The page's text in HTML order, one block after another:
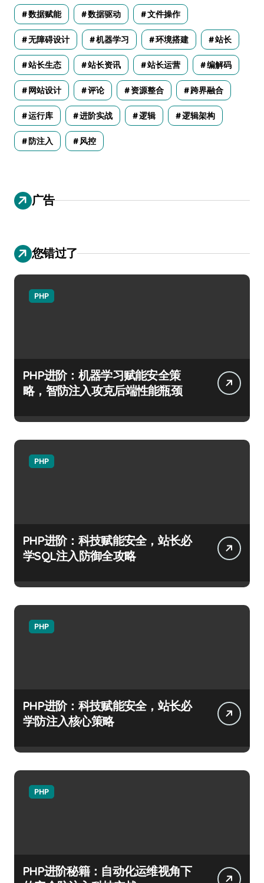
数据赋能 数据驱动 文件操作
无障碍设计 机器学习 环境搭建 站长
站长生态 站长资讯 站长运营 编解码
网站设计 评论 资源整合 跨界融合
运行库 进阶实战 逻辑 逻辑架构
防注入 风控
广告
您错过了
PHP
PHP进阶：机器学习赋能安全策
略，智防注入攻克后端性能瓶颈
PHP
PHP进阶：科技赋能安全，站长必
学SQL注入防御全攻略
PHP
PHP进阶：科技赋能安全，站长必
学防注入核心策略
PHP
PHP进阶秘籍：自动化运维视角下